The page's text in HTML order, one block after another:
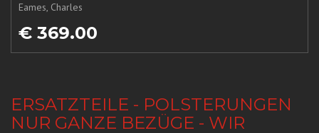
Eames, Charles
€ 369.00
ERSATZTEILE - POLSTERUNGEN
NUR GANZE BEZÜGE - WIR